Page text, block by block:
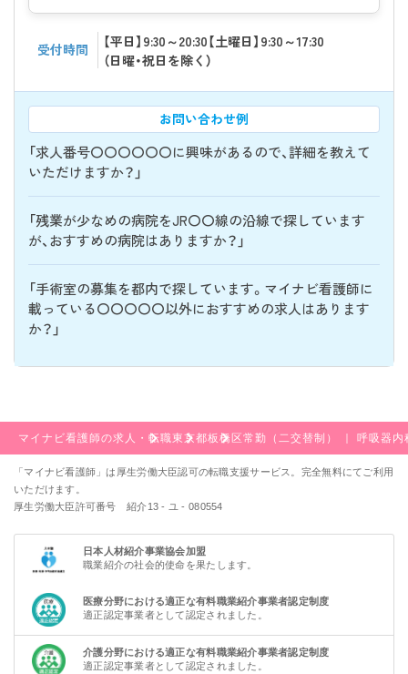
受付時間
【平日】9:30～20:30【土曜日】9:30～17:30
（日曜・祝日を除く）
お問い合わせ例
「求人番号〇〇〇〇〇〇に興味があるので、詳細を教えて
いただけますか？」
「残業が少なめの病院をJR〇〇線の沿線で探しています
が、おすすめの病院はありますか？」
「手術室の募集を都内で探しています。マイナビ看護師に
載っている〇〇〇〇〇以外におすすめの求人はあります
か？」
マイナビ看護師の求人・転職東京都板橋区常勤（二交替制） ｜ 呼吸器
「マイナビ看護師」は厚生労働大臣認可の転職支援サービス。完全無料にてご利用
いただけます。
厚生労働大臣許可番号 紹介13 - ユ - 080554
日本人材紹介事業協会加盟
職業紹介の社会的使命を果たします。
医療分野における適正な有料職業紹介事業者認定制度
適正認定事業者として認定されました。
介護分野における適正な有料職業紹介事業者認定制度
適正認定事業者として認定されました。